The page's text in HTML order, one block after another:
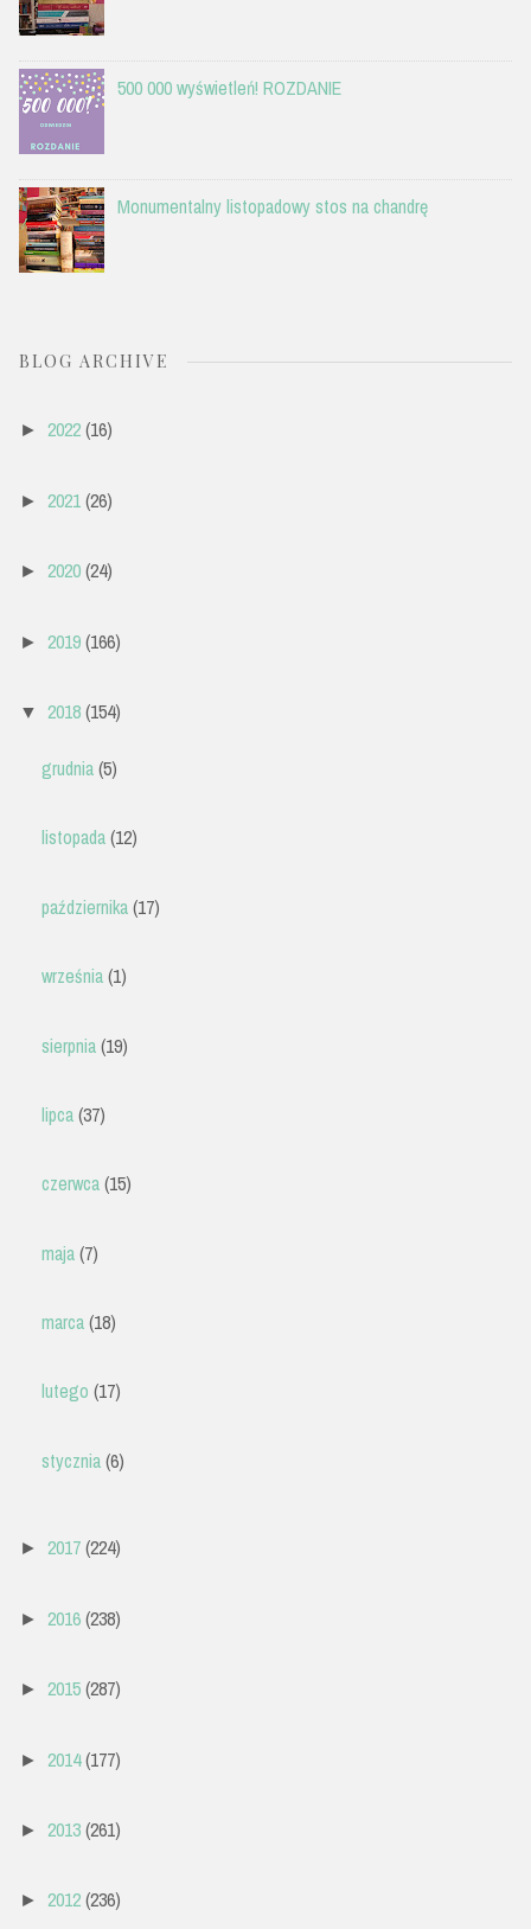
500 000 wyświetleń! ROZDANIE
Monumentalny listopadowy stos na chandrę
BLOG ARCHIVE
► 2022(16)
► 2021(26)
► 2020(24)
► 2019(166)
▼ 2018(154)
grudnia(5)
listopada(12)
października(17)
września(1)
sierpnia(19)
lipca(37)
czerwca(15)
maja(7)
marca(18)
lutego (17)
stycznia(6)
► 2017(224)
► 2016(238)
► 2015(287)
► 2014(177)
► 2013(261)
► 2012(236)